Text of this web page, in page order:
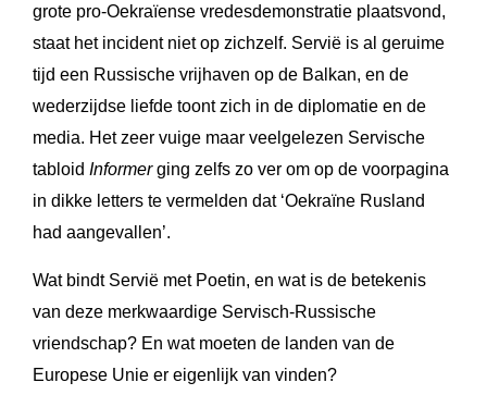
grote pro-Oekraïense vredesdemonstratie plaatsvond,
staat het incident niet op zichzelf. Servië is al geruime
tijd een Russische vrijhaven op de Balkan, en de
wederzijdse liefde toont zich in de diplomatie en de
media. Het zeer vuige maar veelgelezen Servische
tabloid Informerging zelfs zo ver om op de voorpagina
in dikke letters te vermelden dat ‘Oekraïne Rusland
had aangevallen’.
Wat bindt Servië met Poetin, en wat is de betekenis
van deze merkwaardige Servisch-Russische
vriendschap? En wat moeten de landen van de
Europese Unie er eigenlijk van vinden?